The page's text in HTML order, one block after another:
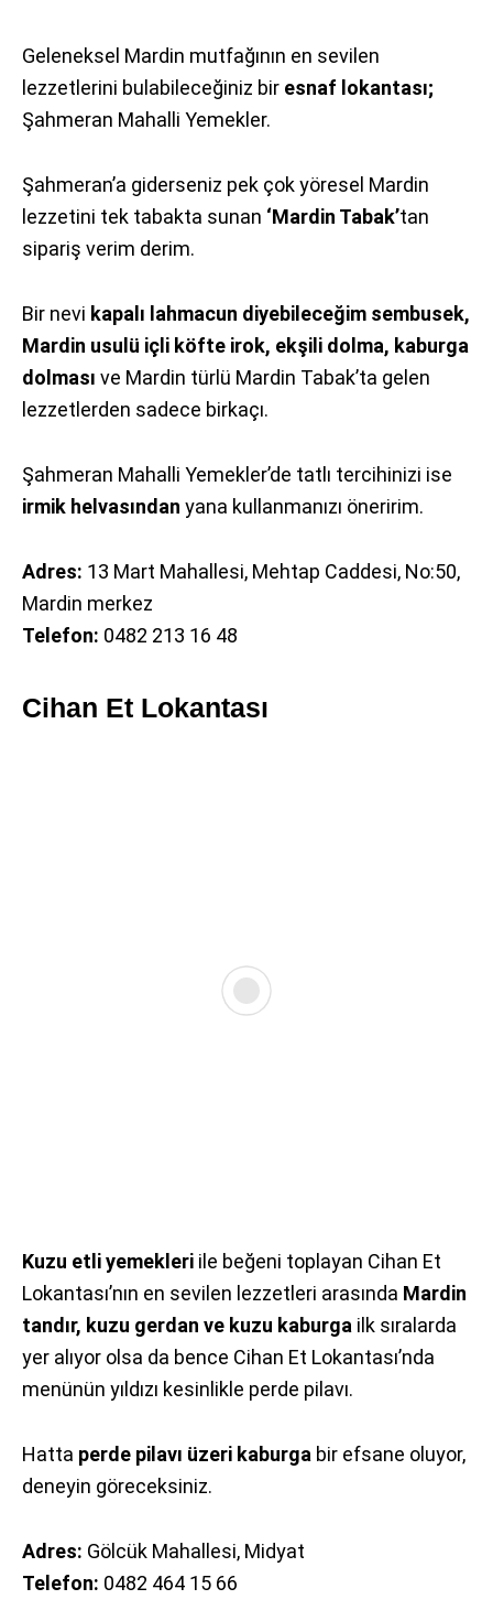
Geleneksel Mardin mutfağının en sevilen
lezzetlerini bulabileceğiniz bir esnaf lokantası;
Şahmeran Mahalli Yemekler.
Şahmeran’a giderseniz pek çok yöresel Mardin
lezzetini tek tabakta sunan ‘Mardin Tabak’tan
sipariş verim derim.
Bir nevi kapalı lahmacun diyebileceğim sembusek,
Mardin usulü içli köfte irok, ekşili dolma, kaburga
dolması ve Mardin türlü Mardin Tabak’ta gelen
lezzetlerden sadece birkaçı.
Şahmeran Mahalli Yemekler’de tatlı tercihinizi ise
irmik helvasından yana kullanmanızı öneririm.
Adres: 13 Mart Mahallesi, Mehtap Caddesi, No:50,
Mardin merkez
Telefon: 0482 213 16 48
Cihan Et Lokantası
Kuzu etli yemekleri ile beğeni toplayan Cihan Et
Lokantası’nın en sevilen lezzetleri arasında Mardin
tandır, kuzu gerdan ve kuzu kaburga ilk sıralarda
yer alıyor olsa da bence Cihan Et Lokantası’nda
menünün yıldızı kesinlikle perde pilavı.
Hatta perde pilavı üzeri kaburga bir efsane oluyor,
deneyin göreceksiniz.
Adres: Gölcük Mahallesi, Midyat
Telefon: 0482 464 15 66